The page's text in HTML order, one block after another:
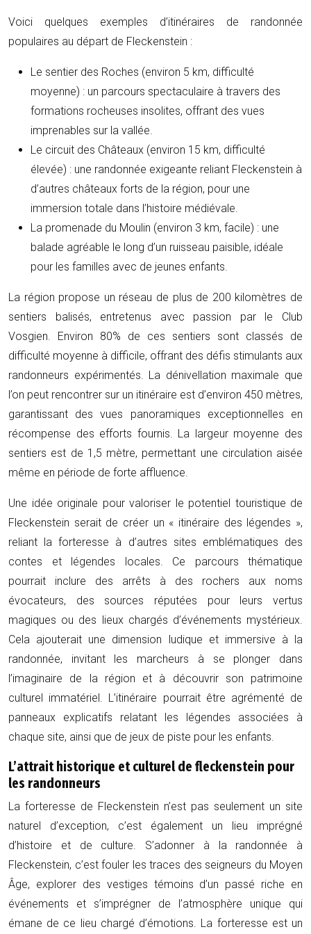
Voici quelques exemples d’itinéraires de randonnée
populaires au départ de Fleckenstein :
Le sentier des Roches (environ 5 km, difficulté
moyenne) : un parcours spectaculaire à travers des
formations rocheuses insolites, offrant des vues
imprenables sur la vallée.
Le circuit des Châteaux (environ 15 km, difficulté
élevée) : une randonnée exigeante reliant Fleckenstein à
d’autres châteaux forts de la région, pour une
immersion totale dans l’histoire médiévale.
La promenade du Moulin (environ 3 km, facile) : une
balade agréable le long d’un ruisseau paisible, idéale
pour les familles avec de jeunes enfants.
La région propose un réseau de plus de 200 kilomètres de
sentiers balisés, entretenus avec passion par le Club
Vosgien. Environ 80% de ces sentiers sont classés de
difficulté moyenne à difficile, offrant des défis stimulants aux
randonneurs expérimentés. La dénivellation maximale que
l’on peut rencontrer sur un itinéraire est d’environ 450 mètres,
garantissant des vues panoramiques exceptionnelles en
récompense des efforts fournis. La largeur moyenne des
sentiers est de 1,5 mètre, permettant une circulation aisée
même en période de forte affluence.
Une idée originale pour valoriser le potentiel touristique de
Fleckenstein serait de créer un « itinéraire des légendes »,
reliant la forteresse à d’autres sites emblématiques des
contes et légendes locales. Ce parcours thématique
pourrait inclure des arrêts à des rochers aux noms
évocateurs, des sources réputées pour leurs vertus
magiques ou des lieux chargés d’événements mystérieux.
Cela ajouterait une dimension ludique et immersive à la
randonnée, invitant les marcheurs à se plonger dans
l’imaginaire de la région et à découvrir son patrimoine
culturel immatériel. L’itinéraire pourrait être agrémenté de
panneaux explicatifs relatant les légendes associées à
chaque site, ainsi que de jeux de piste pour les enfants.
L’attrait historique et culturel de fleckenstein pour
les randonneurs
La forteresse de Fleckenstein n’est pas seulement un site
naturel d’exception, c’est également un lieu imprégné
d’histoire et de culture. S’adonner à la randonnée à
Fleckenstein, c’est fouler les traces des seigneurs du Moyen
Âge, explorer des vestiges témoins d’un passé riche en
événements et s’imprégner de l’atmosphère unique qui
émane de ce lieu chargé d’émotions. La forteresse est un